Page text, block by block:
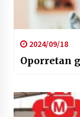
2024/09/18
Oporretan